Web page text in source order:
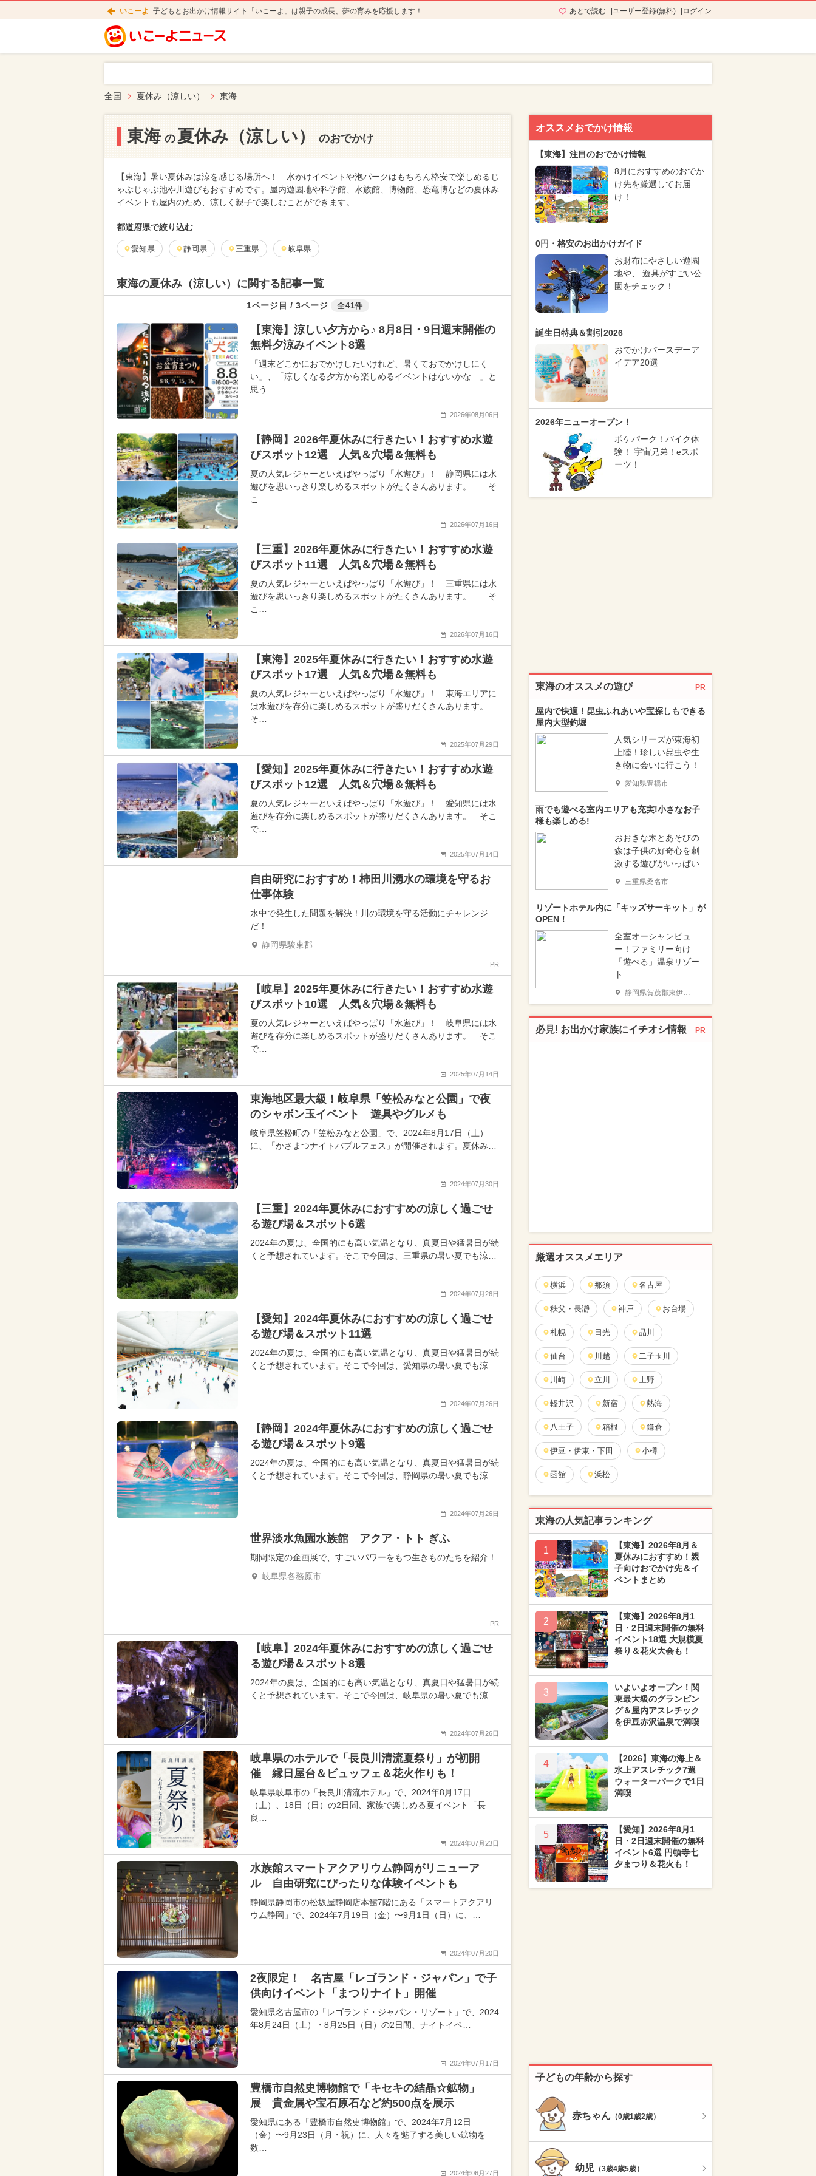
いこーよ 子どもとお出かけ情報サイト「いこーよ」は親子の成長、夢の育みを応援します！ あとで読む ユーザー登録(無料) ログイン
全国 夏休み（涼しい） 東海
東海 の 夏休み（涼しい） のおでかけ
【東海】暑い夏休みは涼を感じる場所へ！ 水かけイベントや泡パークはもちろん格安で楽しめるじ
ゃぶじゃぶ池や川遊びもおすすめです。屋内遊園地や科学館、水族館、博物館、恐竜博などの夏休み
イベントも屋内のため、涼しく親子で楽しむことができます。
都道府県で絞り込む
愛知県 静岡県 三重県 岐阜県
東海の夏休み（涼しい）に関する記事一覧
1ページ目 / 3ページ 全41件
【東海】涼しい夕方から♪ 8月8日・9日週末開催の
無料夕涼みイベント8選
「週末どこかにおでかけしたいけれど、暑くておでかけしにく
い」、「涼しくなる夕方から楽しめるイベントはないかな…」と
思う…
2026年08月06日
【静岡】2026年夏休みに行きたい！おすすめ水遊
びスポット12選 人気＆穴場＆無料も
夏の人気レジャーといえばやっぱり「水遊び」！ 静岡県には水
遊びを思いっきり楽しめるスポットがたくさんあります。 そ
こ…
2026年07月16日
【三重】2026年夏休みに行きたい！おすすめ水遊
びスポット11選 人気＆穴場＆無料も
夏の人気レジャーといえばやっぱり「水遊び」！ 三重県には水
遊びを思いっきり楽しめるスポットがたくさんあります。 そ
こ…
2026年07月16日
【東海】2025年夏休みに行きたい！おすすめ水遊
びスポット17選 人気＆穴場＆無料も
夏の人気レジャーといえばやっぱり「水遊び」！ 東海エリアに
は水遊びを存分に楽しめるスポットが盛りだくさんあります。
そ…
2025年07月29日
【愛知】2025年夏休みに行きたい！おすすめ水遊
びスポット12選 人気＆穴場＆無料も
夏の人気レジャーといえばやっぱり「水遊び」！ 愛知県には水
遊びを存分に楽しめるスポットが盛りだくさんあります。 そこ
で…
2025年07月14日
自由研究におすすめ！柿田川湧水の環境を守るお
仕事体験
水中で発生した問題を解決！川の環境を守る活動にチャレンジ
だ！
静岡県駿東郡
PR
【岐阜】2025年夏休みに行きたい！おすすめ水遊
びスポット10選 人気＆穴場＆無料も
夏の人気レジャーといえばやっぱり「水遊び」！ 岐阜県には水
遊びを存分に楽しめるスポットが盛りだくさんあります。 そこ
で…
2025年07月14日
東海地区最大級！岐阜県「笠松みなと公園」で夜
のシャボン玉イベント 遊具やグルメも
岐阜県笠松町の「笠松みなと公園」で、2024年8月17日（土）
に、「かさまつナイトバブルフェス」が開催されます。夏休み…
2024年07月30日
【三重】2024年夏休みにおすすめの涼しく過ごせ
る遊び場＆スポット6選
2024年の夏は、全国的にも高い気温となり、真夏日や猛暑日が続
くと予想されています。そこで今回は、三重県の暑い夏でも涼…
2024年07月26日
【愛知】2024年夏休みにおすすめの涼しく過ごせ
る遊び場＆スポット11選
2024年の夏は、全国的にも高い気温となり、真夏日や猛暑日が続
くと予想されています。そこで今回は、愛知県の暑い夏でも涼…
2024年07月26日
【静岡】2024年夏休みにおすすめの涼しく過ごせ
る遊び場＆スポット9選
2024年の夏は、全国的にも高い気温となり、真夏日や猛暑日が続
くと予想されています。そこで今回は、静岡県の暑い夏でも涼…
2024年07月26日
世界淡水魚園水族館 アクア・トト ぎふ
期間限定の企画展で、すごいパワーをもつ生きものたちを紹介！
岐阜県各務原市
PR
【岐阜】2024年夏休みにおすすめの涼しく過ごせ
る遊び場＆スポット8選
2024年の夏は、全国的にも高い気温となり、真夏日や猛暑日が続
くと予想されています。そこで今回は、岐阜県の暑い夏でも涼…
2024年07月26日
岐阜県のホテルで「長良川清流夏祭り」が初開
催 縁日屋台＆ビュッフェ＆花火作りも！
岐阜県岐阜市の「長良川清流ホテル」で、2024年8月17日
（土）、18日（日）の2日間、家族で楽しめる夏イベント「長
良…
2024年07月23日
水族館スマートアクアリウム静岡がリニューア
ル 自由研究にぴったりな体験イベントも
静岡県静岡市の松坂屋静岡店本館7階にある「スマートアクアリ
ウム静岡」で、2024年7月19日（金）〜9月1日（日）に、…
2024年07月20日
2夜限定！ 名古屋「レゴランド・ジャパン」で子
供向けイベント「まつりナイト」開催
愛知県名古屋市の「レゴランド・ジャパン・リゾート」で、2024
年8月24日（土）・8月25日（日）の2日間、ナイトイベ…
2024年07月17日
豊橋市自然史博物館で「キセキの結晶☆鉱物」
展 貴金属や宝石原石など約500点を展示
愛知県にある「豊橋市自然史博物館」で、2024年7月12日
（金）〜9月23日（月・祝）に、人々を魅了する美しい鉱物を
数…
2024年06月27日
オススメおでかけ情報
【東海】注目のおでかけ情報
8月におすすめのおでか
け先を厳選してお届
け！
0円・格安のお出かけガイド
お財布にやさしい遊園
地や、 遊具がすごい公
園をチェック！
誕生日特典＆割引2026
おでかけバースデーア
イデア20選
2026年ニューオープン！
ポケパーク！バイク体
験！ 宇宙兄弟！eスポ
ーツ！
東海のオススメの遊び PR
屋内で快適！昆虫ふれあいや宝探しもできる
屋内大型釣堀
人気シリーズが東海初
上陸！珍しい昆虫や生
き物に会いに行こう！
愛知県豊橋市
雨でも遊べる室内エリアも充実!小さなお子
様も楽しめる!
おおきな木とあそびの
森は子供の好奇心を刺
激する遊びがいっぱい
三重県桑名市
リゾートホテル内に「キッズサーキット」が
OPEN！
全室オーシャンビュ
ー！ファミリー向け
「遊べる」温泉リゾー
ト
静岡県賀茂郡東伊豆町
必見! お出かけ家族にイチオシ情報 PR
厳選オススメエリア
横浜 那須 名古屋
秩父・長瀞 神戸 お台場
札幌 日光 品川
仙台 川越 二子玉川
川崎 立川 上野
軽井沢 新宿 熱海
八王子 箱根 鎌倉
伊豆・伊東・下田 小樽
函館 浜松
東海の人気記事ランキング
1
【東海】2026年8月＆
夏休みにおすすめ！親
子向けおでかけ先＆イ
ベントまとめ
2
【東海】2026年8月1
日・2日週末開催の無料
イベント18選 大規模夏
祭り＆花火大会も！
3
いよいよオープン！関
東最大級のグランピン
グ＆屋内アスレチック
を伊豆赤沢温泉で満喫
4
【2026】東海の海上＆
水上アスレチック7選
ウォーターパークで1日
満喫
5
【愛知】2026年8月1
日・2日週末開催の無料
イベント6選 円頓寺七
夕まつり＆花火も！
子どもの年齢から探す
赤ちゃん （0歳1歳2歳）
幼児 （3歳4歳5歳）